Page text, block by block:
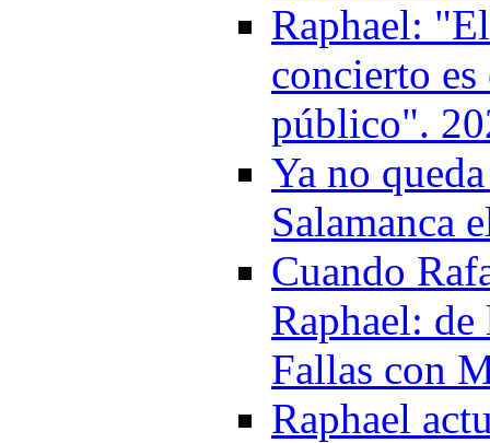
Raphael:
concierto
público".
Ya no
Salamanca
Cuando
Raphael:
Fallas con
Raphael